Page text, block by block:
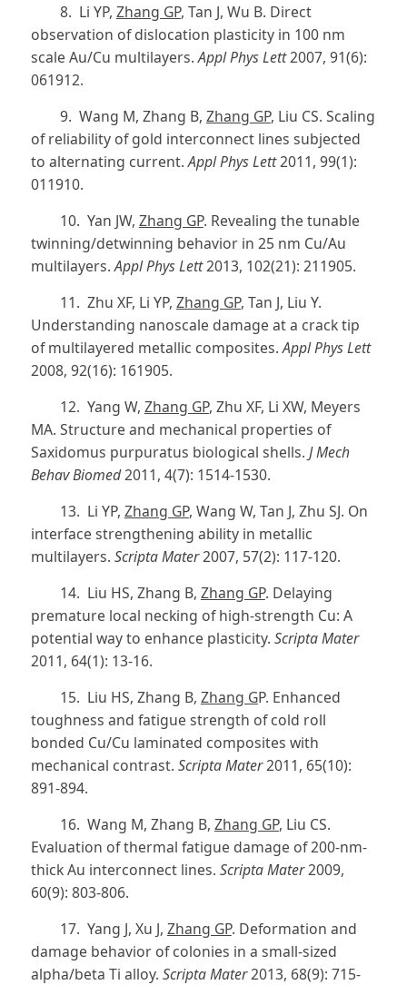
8. Li YP, Zhang GP, Tan J, Wu B. Direct
observation of dislocation plasticity in 100 nm
scale Au/Cu multilayers.Appl Phys Lett2007, 91(6):
061912.
9. Wang M, Zhang B, Zhang GP, Liu CS. Scaling
of reliability of gold interconnect lines subjected
to alternating current.Appl Phys Lett2011, 99(1):
011910.
10. Yan JW, Zhang GP. Revealing the tunable
twinning/detwinning behavior in 25 nm Cu/Au
multilayers.Appl Phys Lett2013, 102(21): 211905.
11. Zhu XF, Li YP, Zhang GP, Tan J, Liu Y.
Understanding nanoscale damage at a crack tip
of multilayered metallic composites.Appl Phys Lett
2008, 92(16): 161905.
12. Yang W, Zhang GP, Zhu XF, Li XW, Meyers
MA. Structure and mechanical properties of
Saxidomus purpuratus biological shells. J Mech
Behav Biomed2011, 4(7): 1514-1530.
13. Li YP, Zhang GP, Wang W, Tan J, Zhu SJ. On
interface strengthening ability in metallic
multilayers. Scripta Mater2007, 57(2): 117-120.
14. Liu HS, Zhang B, Zhang GP. Delaying
premature local necking of high-strength Cu: A
potential way to enhance plasticity. Scripta Mater
2011, 64(1): 13-16.
15. Liu HS, Zhang B, Zhang GP. Enhanced
toughness and fatigue strength of cold roll
bonded Cu/Cu laminated composites with
mechanical contrast. Scripta Mater2011, 65(10):
891-894.
16. Wang M, Zhang B, Zhang GP, Liu CS.
Evaluation of thermal fatigue damage of 200-nm-
thick Au interconnect lines. Scripta Mater2009,
60(9): 803-806.
17. Yang J, Xu J, Zhang GP. Deformation and
damage behavior of colonies in a small-sized
alpha/beta Ti alloy. Scripta Mater2013, 68(9): 715-